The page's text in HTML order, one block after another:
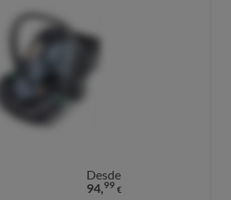
Desde
94,99 €